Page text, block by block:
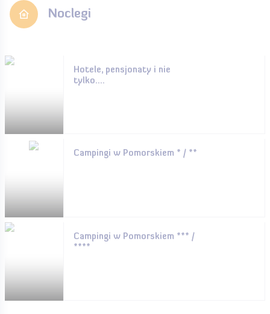
Noclegi
Hotele, pensjonaty i nie
tylko....
Campingi w Pomorskiem * / **
Campingi w Pomorskiem *** /
****